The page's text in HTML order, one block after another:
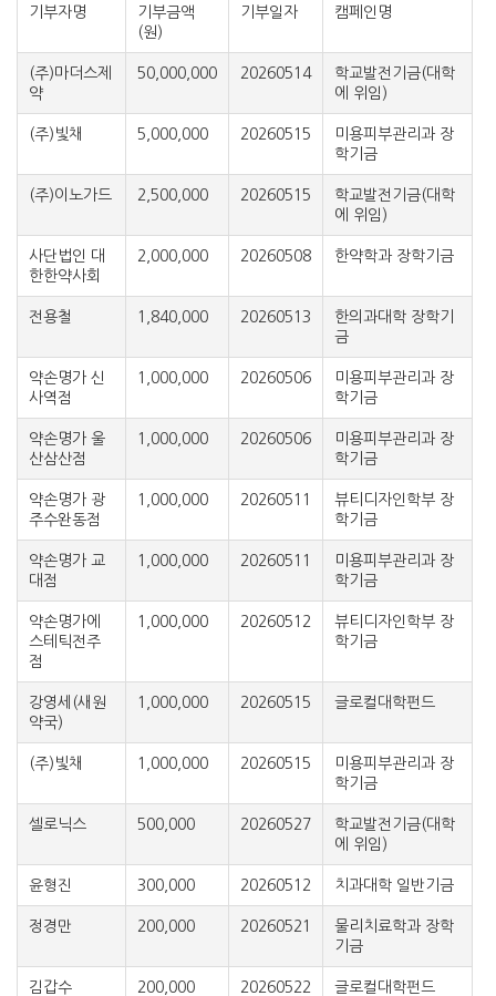
기부자명
기부금액
(원)
기부일자 캠페인명
(주)마더스제
약
50,000,000 20260514
학교발전기금(대학
에 위임)
(주)빛채 5,000,000 20260515
미용피부관리과 장
학기금
(주)이노가드 2,500,000 20260515
학교발전기금(대학
에 위임)
사단법인 대
한한약사회
2,000,000 20260508 한약학과 장학기금
전용철 1,840,000 20260513
한의과대학 장학기
금
약손명가 신
사역점
1,000,000 20260506
미용피부관리과 장
학기금
약손명가 울
산삼산점
1,000,000 20260506
미용피부관리과 장
학기금
약손명가 광
주수완동점
1,000,000 20260511
뷰티디자인학부 장
학기금
약손명가 교
대점
1,000,000 20260511
미용피부관리과 장
학기금
약손명가에
스테틱전주
점
1,000,000 20260512
뷰티디자인학부 장
학기금
강영세(새원
약국)
1,000,000 20260515 글로컬대학펀드
(주)빛채 1,000,000 20260515
미용피부관리과 장
학기금
셀로닉스 500,000 20260527
학교발전기금(대학
에 위임)
윤형진 300,000 20260512 치과대학 일반기금
정경만 200,000 20260521
물리치료학과 장학
기금
김갑수 200,000 20260522 글로컬대학펀드